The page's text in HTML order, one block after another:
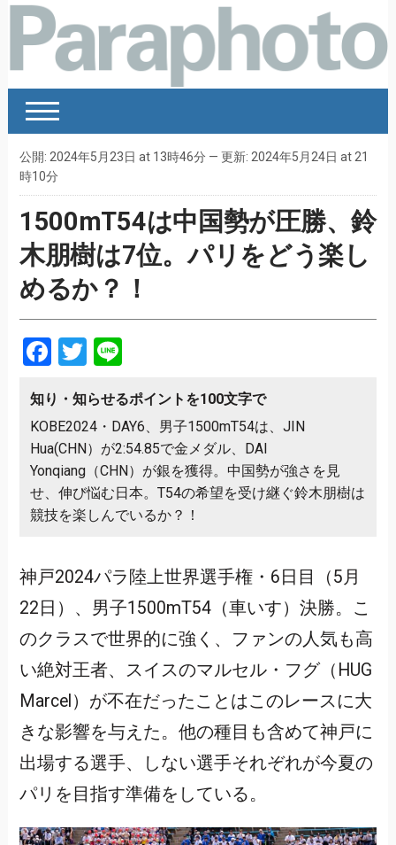
公開: 2024年5月23日 at 13時46分 — 更新: 2024年5月24日 at 21
時10分
1500mT54は中国勢が圧勝、鈴
木朋樹は7位。パリをどう楽し
めるか？！
Facebook
Twitter
Line
知り・知らせるポイントを100文字で
KOBE2024・DAY6、男子1500mT54は、JIN
Hua(CHN）が2:54.85で金メダル、DAI
Yonqiang（CHN）が銀を獲得。中国勢が強さを見
せ、伸び悩む日本。T54の希望を受け継ぐ鈴木朋樹は
競技を楽しんでいるか？！
神戸2024パラ陸上世界選手権・6日目（5月
22日）、男子1500mT54（車いす）決勝。こ
のクラスで世界的に強く、ファンの人気も高
い絶対王者、スイスのマルセル・フグ（HUG
Marcel）が不在だったことはこのレースに大
きな影響を与えた。他の種目も含めて神戸に
出場する選手、しない選手それぞれが今夏の
パリを目指す準備をしている。